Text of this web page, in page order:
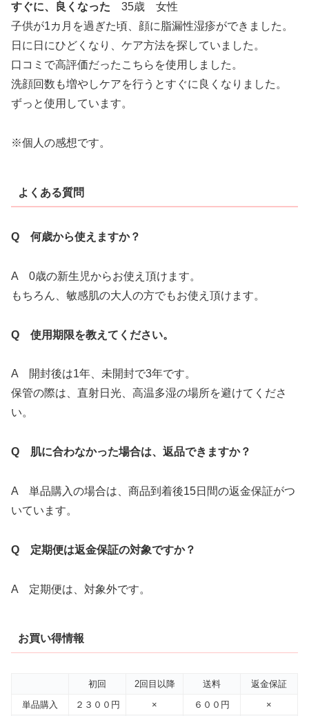
すぐに、良くなった 35歳 女性
子供が1カ月を過ぎた頃、顔に脂漏性湿疹ができました。
日に日にひどくなり、ケア方法を探していました。
口コミで高評価だったこちらを使用しました。
洗顔回数も増やしケアを行うとすぐに良くなりました。
ずっと使用しています。
※個人の感想です。
よくある質問
Q 何歳から使えますか？
A 0歳の新生児からお使え頂けます。
もちろん、敏感肌の大人の方でもお使え頂けます。
Q 使用期限を教えてください。
A 開封後は1年、未開封で3年です。
保管の際は、直射日光、高温多湿の場所を避けてくださ
い。
Q 肌に合わなかった場合は、返品できますか？
A 単品購入の場合は、商品到着後15日間の返金保証がつ
いています。
Q 定期便は返金保証の対象ですか？
A 定期便は、対象外です。
お買い得情報
初回 2回目以降 送料
返金保証
単品購入
２３００円 × ６００円 ×